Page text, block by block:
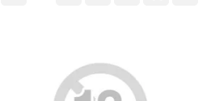
書店(89)